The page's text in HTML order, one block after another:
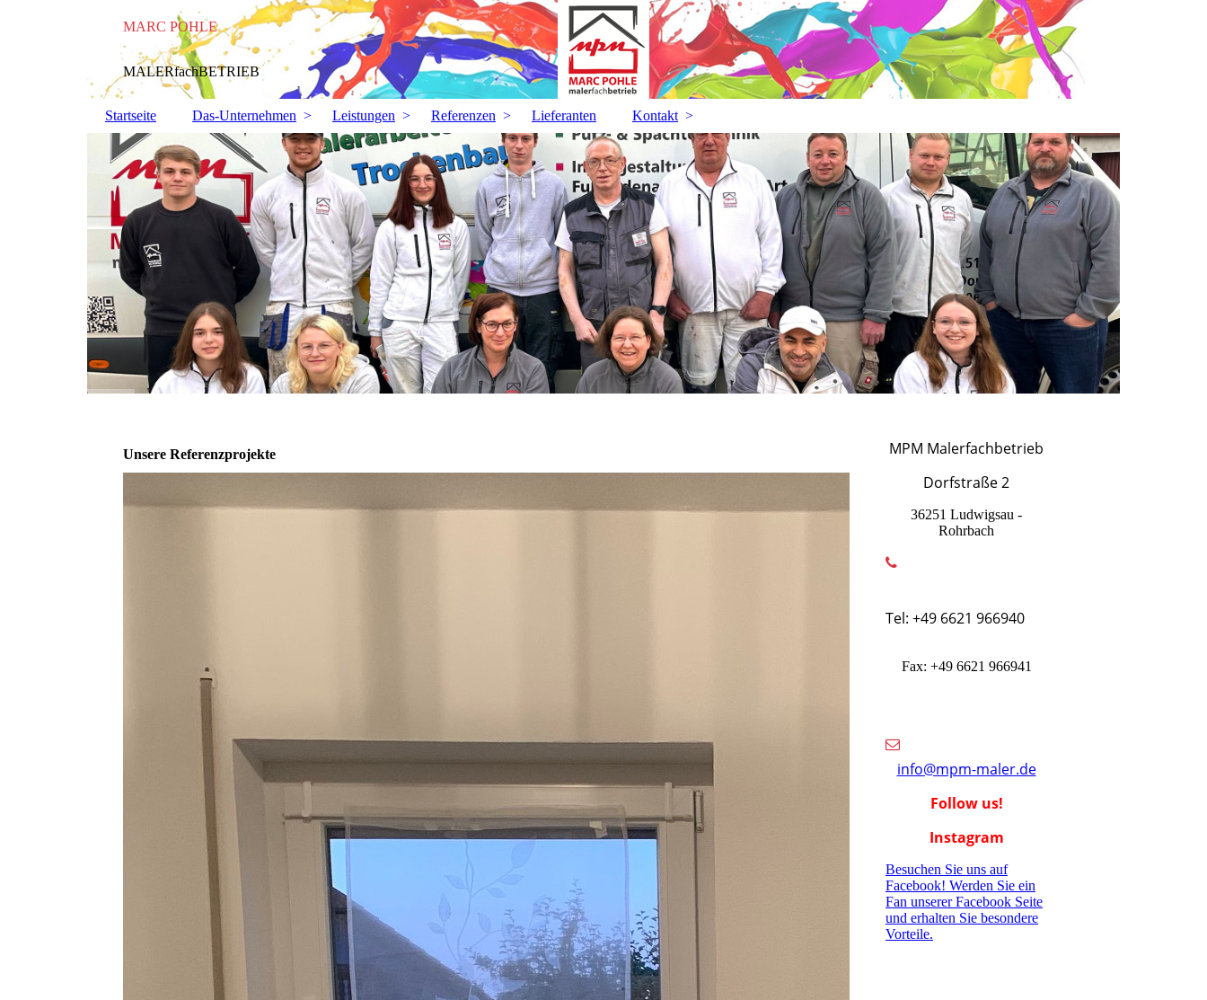
MARC POHLE
MALERfachBETRIEB
Startseite Das-Unternehmen Leistungen Referenzen Lieferanten Kontakt
Unsere Referenzprojekte
MPM Malerfachbetrieb
Dorfstraße 2
36251 Ludwigsau -
Rohrbach
Tel: +49 6621 966940
Fax: +49 6621 966941
info@mpm-maler.de
Follow us!
Instagram
Besuchen Sie uns auf
Facebook! Werden Sie ein
Fan unserer Facebook Seite
und erhalten Sie besondere
Vorteile.